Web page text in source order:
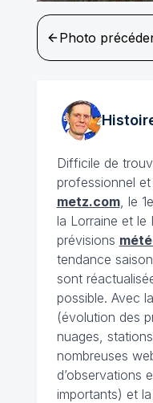
Photo
Difficile de
professionnel
metz.com, le
la Lorraine et le
prévisions
tendance
sont
possible. Avec la
(évolution des
nuages, stations
nombreuses
d’observations
importants) et